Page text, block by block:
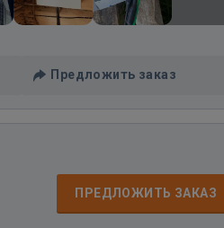
Предложить заказ
ПРЕДЛОЖИТЬ ЗАКАЗ